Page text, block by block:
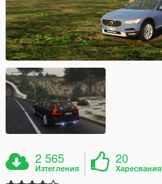
2 565
Изтегления
20
Харесвания